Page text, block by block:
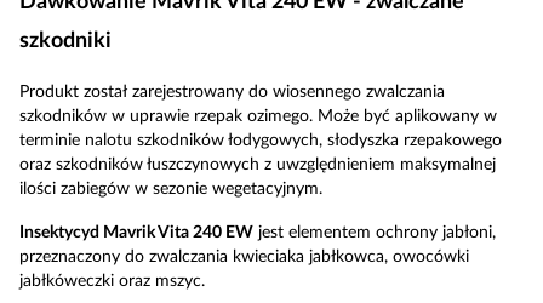
szkodniki
Produkt został zarejestrowany do wiosennego zwalczania
szkodników w uprawie rzepak ozimego. Może być aplikowany w
terminie nalotu szkodników łodygowych, słodyszka rzepakowego
oraz szkodników łuszczynowych z uwzględnieniem maksymalnej
ilości zabiegów w sezonie wegetacyjnym.
Insektycyd Mavrik Vita 240 EW jest elementem ochrony jabłoni,
przeznaczony do zwalczania kwieciaka jabłkowca, owocówki
jabłkóweczki oraz mszyc.